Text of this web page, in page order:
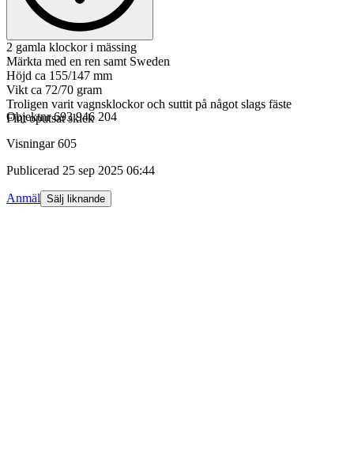
2 gamla klockor i mässing
Märkta med en ren samt Sweden
Höjd ca 155/147 mm
Vikt ca 72/70 gram
Troligen varit vagnsklockor och suttit på något slags fäste
Fint oputsat skick
Objektnr 693 946 204
Visningar 605
Publicerad 25 sep 2025 06:44
Anmäl Sälj liknande